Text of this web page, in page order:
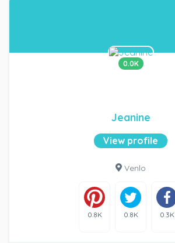
0.0K
Jeanine
View profile
Venlo
0.8K 0.8K 0.3K